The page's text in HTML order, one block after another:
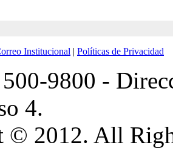
Institucional | Políticas de Privacidad
9800 -
4.
© 2012. All